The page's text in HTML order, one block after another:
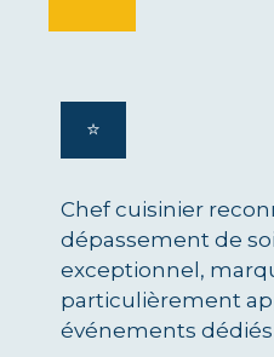
⭐️
Chef cuisinier
dépassement de
exceptionnel,
particulièrement
événements dédiés